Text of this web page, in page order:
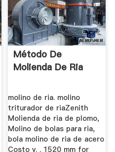
Método De
Molienda De Ria
molino de ria. molino
triturador de riaZenith
Molienda de ria de plomo,
Molino de bolas para ria,
bola molino de ria de acero
Costo y. . 1520 mm for